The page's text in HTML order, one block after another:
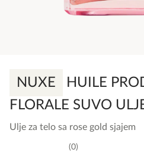
NUXE
HUILE
FLORALE SUVO
0
Ulje za telo sa rose gold sjajem